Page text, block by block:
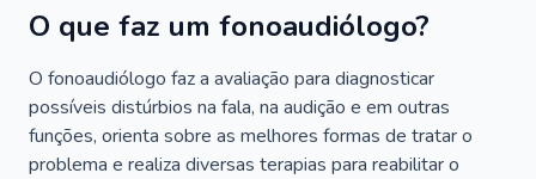
O que faz um fonoaudiólogo?
O fonoaudiólogo faz a avaliação para diagnosticar
possíveis distúrbios na fala, na audição e em outras
funções, orienta sobre as melhores formas de tratar o
problema e realiza diversas terapias para reabilitar o